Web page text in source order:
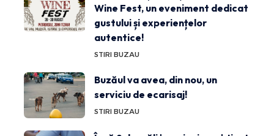
Wine Fest, un eveniment dedicat
gustului și experiențelor
autentice!
STIRI BUZAU
Buzăul va avea, din nou, un
serviciu de ecarisaj!
STIRI BUZAU